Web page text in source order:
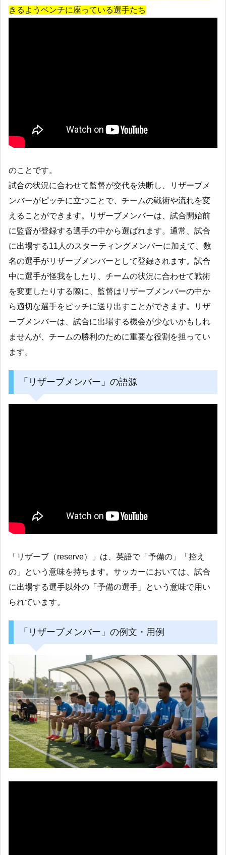
きるようベンチに座っている選手たち
のことです。
試合の状況に合わせて監督が交代を決断し、リザーブメ
ンバーがピッチに立つことで、チームの戦術や流れを変
えることができます。リザーブメンバーは、試合開始前
に監督が登録する選手の中から選ばれます。通常、試合
に出場する11人のスターティングメンバーに加えて、数
名の選手がリザーブメンバーとして登録されます。試合
中に選手が怪我をしたり、チームの状況に合わせて戦術
を変更したりする際に、監督はリザーブメンバーの中か
ら適切な選手をピッチに送り出すことができます。リザ
ーブメンバーは、試合に出場する機会が少ないかもしれ
ませんが、チームの勝利のために重要な役割を担ってい
ます。
「リザーブメンバー」の語源
「リザーブ（reserve）」は、英語で「予備の」「控え
の」という意味を持ちます。サッカーにおいては、試合
に出場する選手以外の「予備の選手」という意味で用い
られています。
「リザーブメンバー」の例文・用例